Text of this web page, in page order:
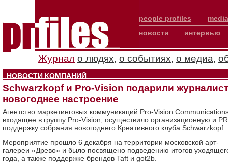
people profiles
новости
интервью
Журнал о людях, о событиях, о медиа,
НОВОСТИ КОМПАНИЙ
Schwarzkopf и Pro-Vision подарили
новогоднее настроение
Агентство маркетинговых коммуникаций Pro-Vision
входящее в группу Pro-Vision, осуществило организационную и
поддержку собрания новогоднего Креативного клуба Schwarzkopf.
Мероприятие прошло 6 декабря на территории московской арт-
галереи «Древо» и было посвящено подведению итогов
года, а также поддержке брендов Taft и got2b.